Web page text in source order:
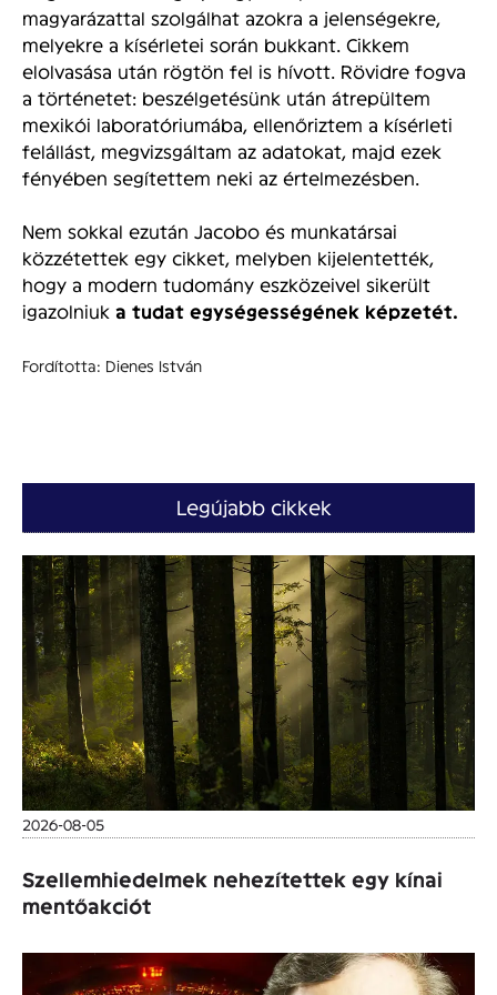
magyarázattal szolgálhat azokra a jelenségekre,
melyekre a kísérletei során bukkant. Cikkem
elolvasása után rögtön fel is hívott. Rövidre fogva
a történetet: beszélgetésünk után átrepültem
mexikói laboratóriumába, ellenőriztem a kísérleti
felállást, megvizsgáltam az adatokat, majd ezek
fényében segítettem neki az értelmezésben.
Nem sokkal ezután Jacobo és munkatársai
közzétettek egy cikket, melyben kijelentették,
hogy a modern tudomány eszközeivel sikerült
igazolniuk a tudat egységességének képzetét.
Fordította: Dienes István
Legújabb cikkek
2026-08-05
Szellemhiedelmek nehezítettek egy kínai
mentőakciót